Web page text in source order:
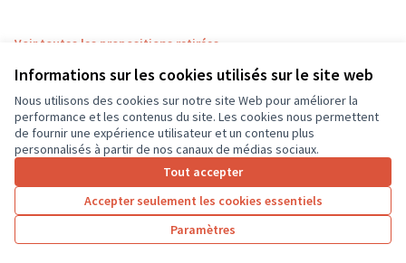
Informations sur les cookies utilisés sur le site web
Nous utilisons des cookies sur notre site Web pour améliorer la
performance et les contenus du site. Les cookies nous permettent
de fournir une expérience utilisateur et un contenu plus
personnalisés à partir de nos canaux de médias sociaux.
Tout accepter
Accepter seulement les cookies essentiels
Paramètres
Voir toutes les propositions retirées
Conditions d'utilisation
Paramètres des cookies
CD37 sur X
(Lien externe)
CD37 sur Facebook
CD37 sur Instagram
CD37 sur YouTube
(Lien externe)
Site réalisé grâce aulogiciel libre Decidim .
Licence
(Lien